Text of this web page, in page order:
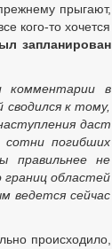
прыгают,
кого-то хочется
запланирован
комментарии в
к тому,
даст
сотни погибших
не
областей
ведется сейчас
происходило,